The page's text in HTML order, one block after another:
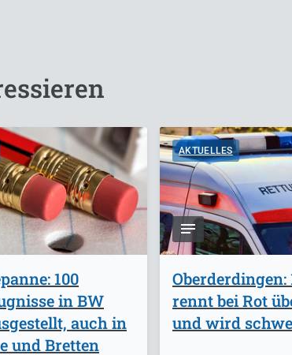
100
in BW
auch in
und Bretten
AKTUELLES
Oberderdingen:
rennt bei Rot
und wird